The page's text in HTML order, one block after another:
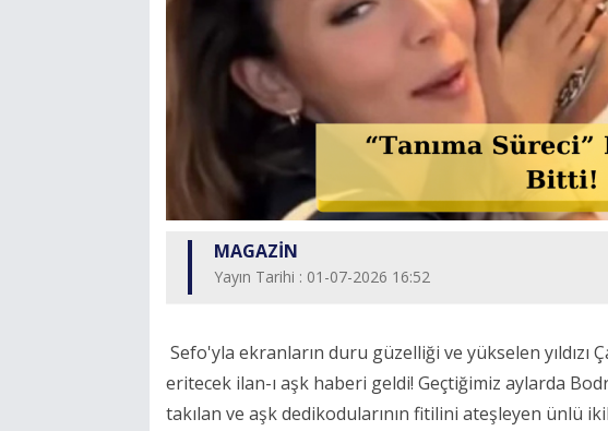
MAGAZİN
Yayın Tarihi : 01-07-2026 16:52
Sefo'yla ekranların duru güzelliği ve yükselen yıldızı
eritecek ilan-ı aşk haberi geldi! Geçtiğimiz aylarda
takılan ve aşk dedikodularının fitilini ateşleyen ünlü